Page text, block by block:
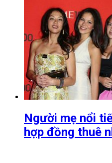
Người mẹ nổi
hợp đồng thuê